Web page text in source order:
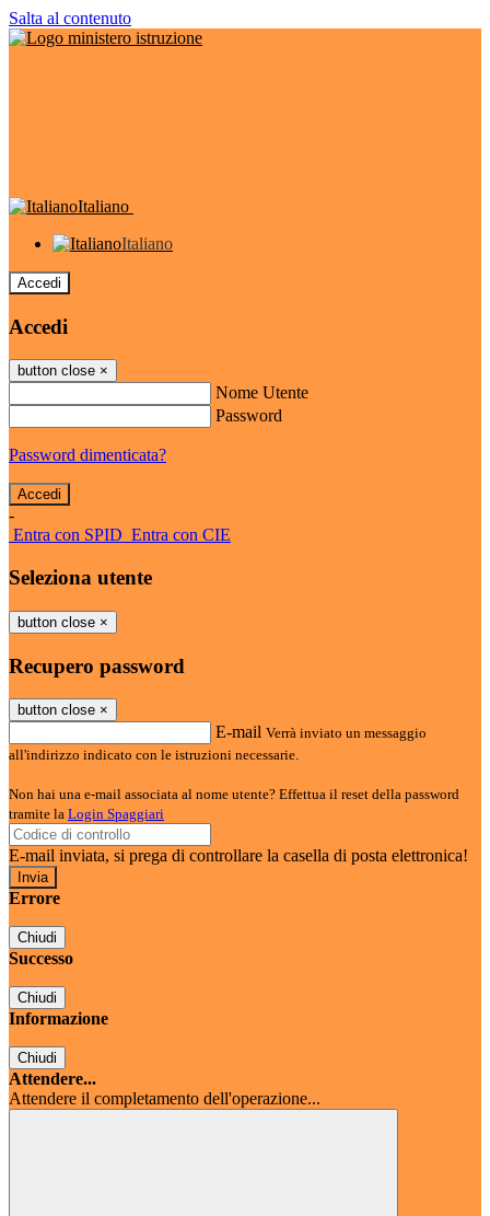
Salta al contenuto
Italiano
Italiano
Accedi
Accedi
button close ×
Nome Utente
Password
Password dimenticata?
-
Entra con SPID Entra con CIE
Seleziona utente
button close ×
Recupero password
button close ×
E-mail Verrà inviato un messaggio
all'indirizzo indicato con le istruzioni necessarie.
Non hai una e-mail associata al nome utente? Effettua il reset della password
tramite la Login Spaggiari
E-mail inviata, si prega di controllare la casella di posta elettronica!
Errore
Chiudi
Successo
Chiudi
Informazione
Chiudi
Attendere...
Attendere il completamento dell'operazione...